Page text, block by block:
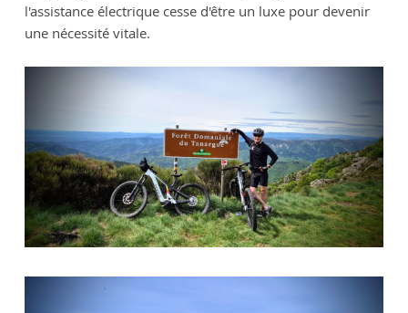
l'assistance électrique cesse d'être un luxe pour devenir
une nécessité vitale.